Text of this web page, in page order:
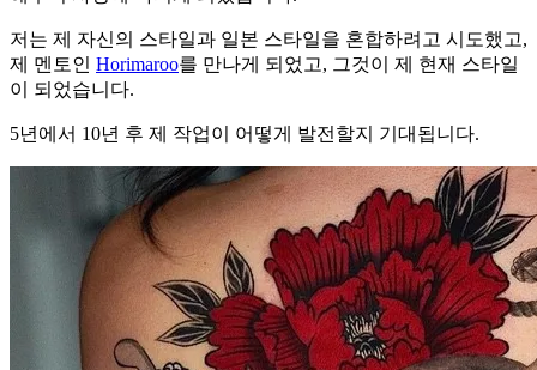
저는 제 자신의 스타일과 일본 스타일을 혼합하려고 시도했고,
제 멘토인 Horimaroo를 만나게 되었고, 그것이 제 현재 스타일
이 되었습니다.
5년에서 10년 후 제 작업이 어떻게 발전할지 기대됩니다.